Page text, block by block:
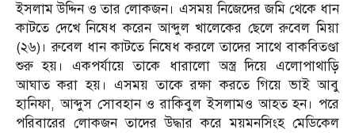
ইসলাম উদ্দিন ও তার লোকজন। এসময় নিজেদের জমি থেকে ধান
কাটতে দেখে নিষেধ করেন আব্দুল খালেকের ছেলে রুবেল মিয়া
(২৬)। রুবেল ধান কাটতে নিষেধ করলে তাদের সাথে বাকবিতণ্ডা
শুরু হয়। একপর্যায়ে তাকে ধারালো অস্ত্র দিয়ে এলোপাথাড়ি
আঘাত করা হয়। এসময় তাকে রক্ষা করতে গিয়ে ভাই আবু
হানিফা, আব্দুস সোবহান ও রাকিবুল ইসলামও আহত হন। পরে
পরিবারের লোকজন তাদের উদ্ধার করে ময়মনসিংহ মেডিকেল